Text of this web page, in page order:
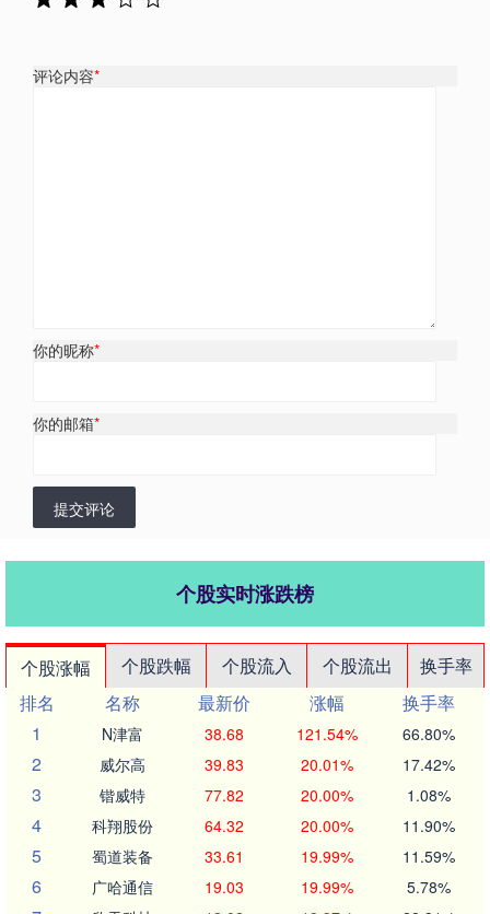
评论内容*
你的昵称*
你的邮箱*
提交评论
个股实时涨跌榜
个股涨幅 个股跌幅 个股流入 个股流出
换手率
排名
名称 最新价 涨幅
换手率
1
N津富 38.68 121.54% 66.80%
2 威尔高 39.83 20.01% 17.42%
3 锴威特 77.82 20.00% 1.08%
4 科翔股份 64.32 20.00% 11.90%
5 蜀道装备 33.61 19.99% 11.59%
6 广哈通信 19.03 19.99% 5.78%